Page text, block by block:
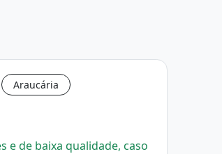
Araucária
de baixa qualidade, caso